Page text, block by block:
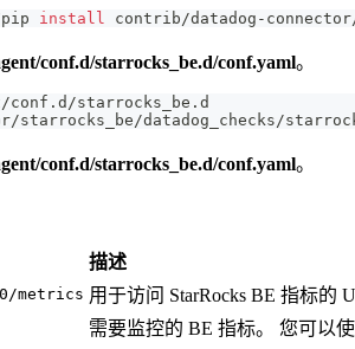
pip install contrib/datadog-
conf.d/starrocks_be.d/conf.yaml。
conf.d/starrocks_be.d
starrocks_be/datadog_checks/
conf.d/starrocks_be.d/conf.yaml。
描述
metrics 用于访问 StarRocks BE 指标的
需要监控的 BE 指标。 您可以